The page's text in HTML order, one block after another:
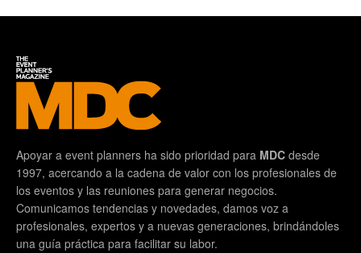
Apoyar a event planners ha sido prioridad para MDC desde
1997, acercando a la cadena de valor con los profesionales de
los eventos y las reuniones para generar negocios.
Comunicamos tendencias y novedades, damos voz a
profesionales, expertos y a nuevas generaciones, brindándoles
una guía práctica para facilitar su labor.